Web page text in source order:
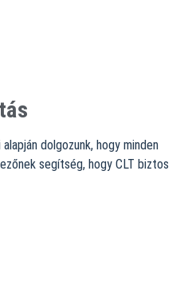
dolgozunk, hogy minden
segítség, hogy CLT biztos